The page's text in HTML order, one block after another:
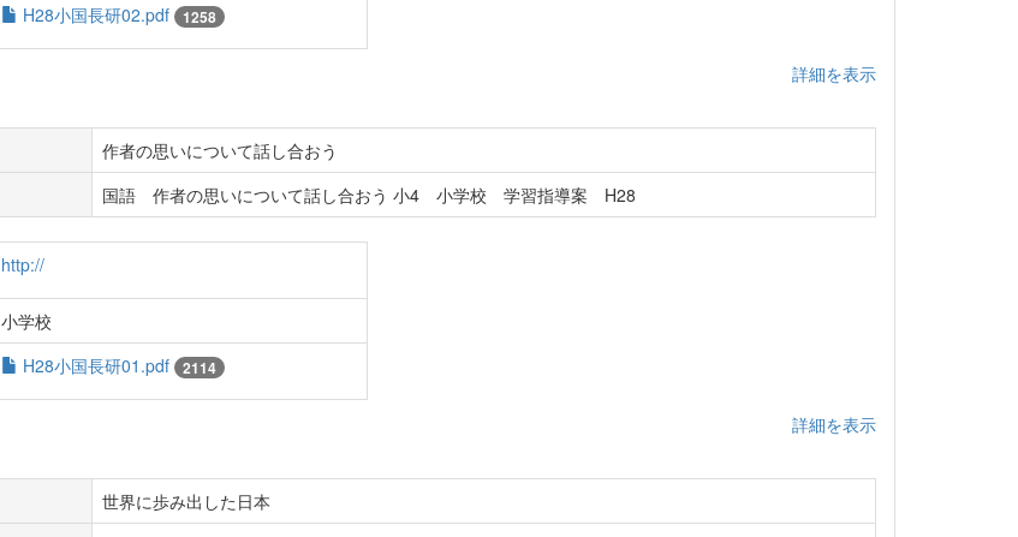
H28小国長研02.pdf 1258
詳細を表示
作者の思いについて話し合おう
国語 作者の思いについて話し合おう 小4 小学校 学習指導案 H28
http://
小学校
H28小国長研01.pdf 2114
詳細を表示
世界に歩み出した日本